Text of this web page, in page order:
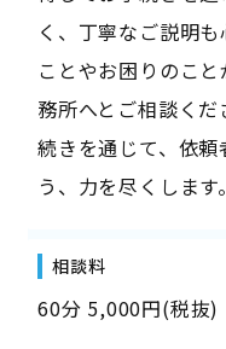
く、丁寧なご説明
ことやお困りのこ
務所へとご相談く
続きを通じて、依
う、力を尽くします。
相談料
60分 5,000円(税抜)